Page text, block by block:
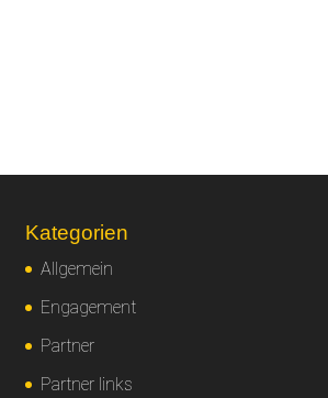
Kategorien
Allgemein
Engagement
Partner
Partner links